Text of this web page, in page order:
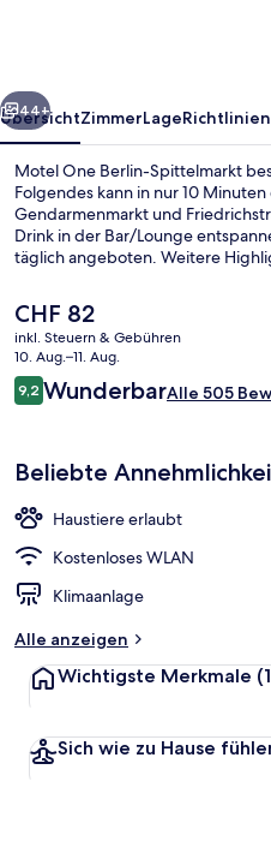
Weiter
44+
ÜbersichtZimmerLageRichtlinien
Motel One Berlin-Spittelmarkt
Folgendes kann in nur 10
Gendarmenmarkt und
Drink in der Bar/Lounge
täglich angeboten. Weitere
das hilfsbereite Personal zu
kurzen Fußmarsch von den
Bis zur U-Bahn sind es wenige
bzw. 5 Minuten (U-Bahnhof
Der
aktuelle
Preis
beträgt
CHF 82.
CHF 82
inkl. Steuern & Gebühren
10. Aug.–11. Aug.
Bewertungen
9,29,2 von 10.
WunderbarAlle 505
Beliebte
Haustiere erlaubt
Kostenloses WLAN
Klimaanlage
Alle anzeigen
Wichtigste Merkmale
Sich wie zu Hause